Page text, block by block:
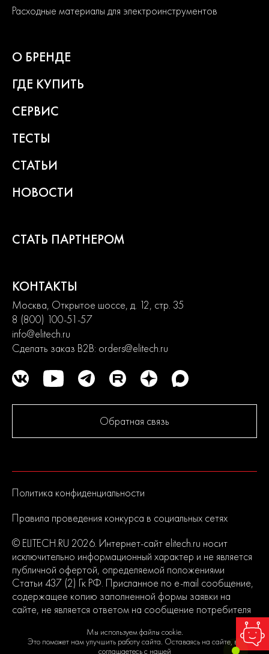
Расходные материалы для электроинструментов
О БРЕНДЕ
ГДЕ КУПИТЬ
СЕРВИС
ТЕСТЫ
СТАТЬИ
НОВОСТИ
СТАТЬ ПАРТНЕРОМ
КОНТАКТЫ
Москва, Открытое шоссе, д. 12, стр. 35
8 (800) 100-51-57
info@elitech.ru
Сделать заказ B2B: orders@elitech.ru
Обратная связь
Политика конфиденциальности
Правила проведения конкурса в социальных сетях
© ELITECH.RU 2026. Интернет-сайт elitech.ru носит
исключительно информационный характер и не является
публичной офертой, определяемой положениями
Статьи 437 (2) Гк РФ. Присланное по e-mail сообщение,
содержащее копию заполненной формы заявки на
сайте, не является ответом на сообщение потребителя
сайта.
Мы используем файлы cookie.
Это поможет нам улучшить работу сайта. Оставаясь на сайте, вы
соглашаетесь с нашей